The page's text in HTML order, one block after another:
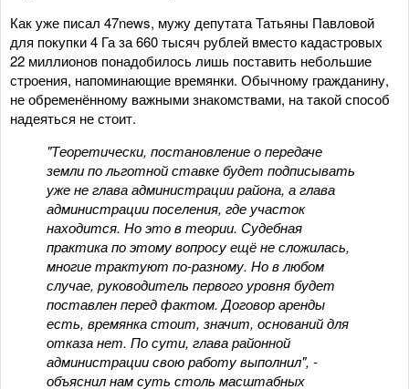
Как уже писал 47news, мужу депутата Татьяны Павловой
для покупки 4 Га за 660 тысяч рублей вместо кадастровых
22 миллионов понадобилось лишь поставить небольшие
строения, напоминающие времянки. Обычному гражданину,
не обременённому важными знакомствами, на такой способ
надеяться не стоит.
"Теоретически, постановление о передаче
земли по льготной ставке будет подписывать
уже не глава администрации района, а глава
администрации поселения, где участок
находится. Но это в теории. Судебная
практика по этому вопросу ещё не сложилась,
многие трактуют по-разному. Но в любом
случае, руководитель первого уровня будет
поставлен перед фактом. Договор аренды
есть, времянка стоит, значит, оснований для
отказа нет. По сути, глава районной
администрации свою работу выполнил", -
объяснил нам суть столь масштабных